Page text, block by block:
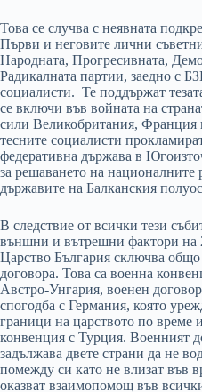
Това се случва с неявната
Първи и неговите лични
Народната, Прогресивната,
Радикалната партии, заедно с
социалисти. Те поддържат
се включи във войната на
сили Великобритания, Франция
тесните социалисти
федеративна държава в
за решаването на националните
държавите на Балканския
В следствие от всички тези
външни и вътрешни фактори на
Царство България сключва
договора. Това са военна
Австро-Унгария, военен
спогодба с Германия, която
граници на царството по време
конвенция с Турция. Военният
задължава двете страни да не
помежду си като не влизат във
оказват взаимопомощ във